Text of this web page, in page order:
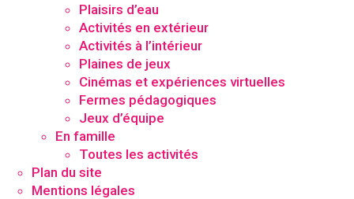
Plaisirs d’eau
Activités en extérieur
Activités à l’intérieur
Plaines de jeux
Cinémas et expériences virtuelles
Fermes pédagogiques
Jeux d’équipe
En famille
Toutes les activités
Plan du site
Mentions légales